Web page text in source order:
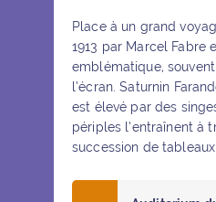
Place à un grand
1913 par Marcel Fabre
emblématique,
l’écran. Saturnin
est élevé par des
périples l’entraînent à
succession de